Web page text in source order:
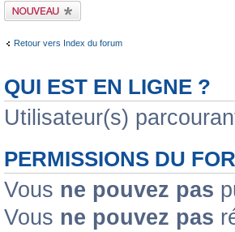
Publier un nouveau
sujet
Retour vers Index du forum
QUI EST EN LIGNE ?
Utilisateur(s)
PERMISSIONS DU
Vous ne pouvez pas
Vous ne pouvez pas